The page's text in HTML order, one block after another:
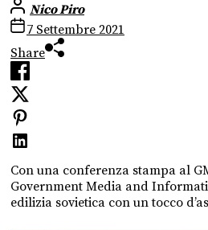
Nico Piro
7 Settembre 2021
Share
Con una conferenza stampa al
Government Media and
edilizia sovietica con un tocco